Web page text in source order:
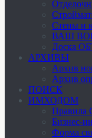
Стены и
ВАШ
Доска
АРХИВЫ
Архив
Архив
ПОИСК
ИМХОДОМ
Правила
Бизнес-
Форма